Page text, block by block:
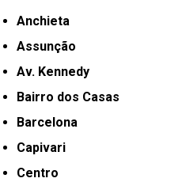
Anchieta
Assunção
Av. Kennedy
Bairro dos Casas
Barcelona
Capivari
Centro